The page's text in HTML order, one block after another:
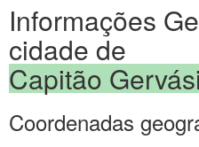
Informações
cidade de
Capitão
Coordenadas